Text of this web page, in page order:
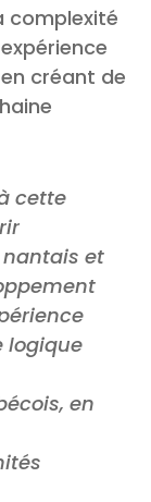
complexité
créant de
cette
nantais et
logique
en